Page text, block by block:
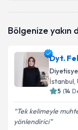
Size bu
E-posta
Kişisel
Metni
Bölgenize yakın
Dyt.
İstanbul,
5 (14
Tek kelimeyle
yönlendirici